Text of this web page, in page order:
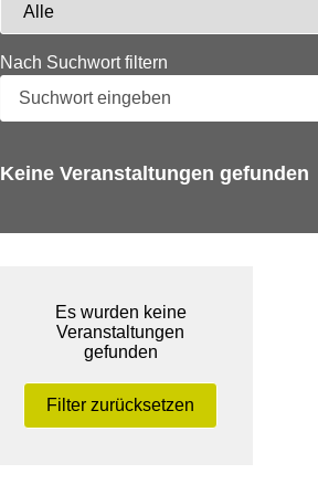
Nach Suchwort filtern
Keine Veranstaltungen gefunden
Es wurden keine
Veranstaltungen
gefunden
Filter zurücksetzen